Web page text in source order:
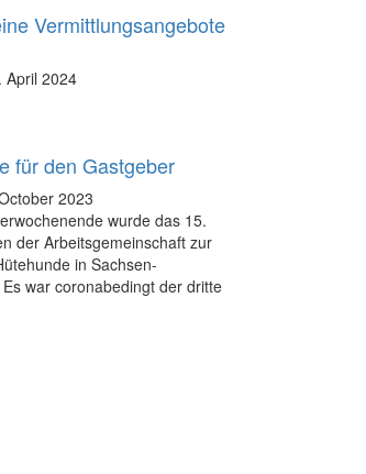
Vermittlungsangebote
April 2024
für den Gastgeber
2023
wurde das 15.
der Arbeitsgemeinschaft zur
in Sachsen-
war coronabedingt der dritte